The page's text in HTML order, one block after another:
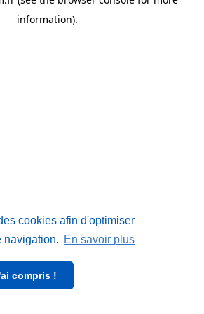
cookies afin d'optimiser
navigation. En savoir plus
compris !
information).